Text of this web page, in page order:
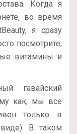
Когда я
во время
я сразу
посмотрите,
витамины и
гавайский
как, мы все
только в
В таком